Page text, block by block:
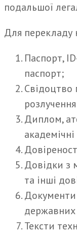
подальшої
Для перекладу
Паспорт,
паспорт;
Диплом,
Довідки з
та інші
Документи
державних
Тексти